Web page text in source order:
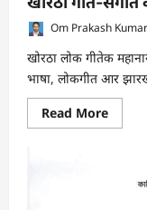
Om Prakash Kumar
खोरठा लोक गीतेक
भाषा, लोकगीत आर
Read MoreRead
more